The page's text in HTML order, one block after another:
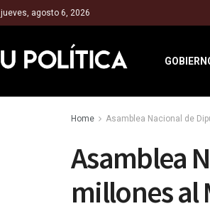
jueves, agosto 6, 2026
Home Asamblea Nacional de
Asamblea
millones al